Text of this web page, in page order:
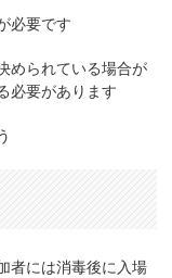
必要です
められている場合が
必要があります
者には消毒後に入場